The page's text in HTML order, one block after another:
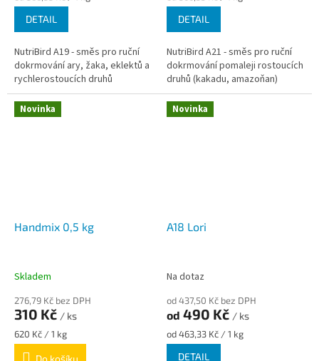
cena:
DETAIL
NutriBird A19 - směs pro ruční
dokrmování ary, žaka, eklektů a
rychlerostoucích druhů
cena:
DETAIL
NutriBird A21 - směs pro ruční
dokrmování pomaleji rostoucích
druhů (kakadu, amazoňan)
Novinka
Handmix 0,5 kg
Skladem
276,79 Kč bez DPH
310 Kč / ks
Měrná
cena:
620 Kč / 1 kg
Do košíku
Novinka
A18 Lori
Na dotaz
od 437,50 Kč bez DPH
od 490 Kč / ks
Měrná
cena:
od 463,33 Kč / 1 kg
DETAIL